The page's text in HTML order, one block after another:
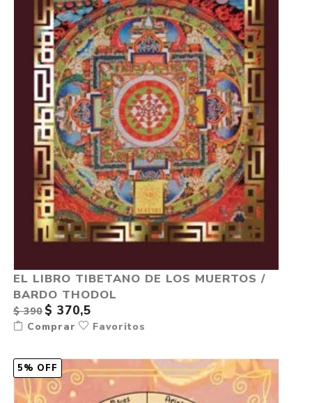
EL LIBRO TIBETANO DE LOS MUERTOS /
BARDO THODOL
$ 390 $ 370,5
Comprar Favoritos
5% OFF